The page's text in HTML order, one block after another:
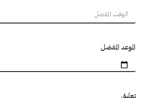
الموعد المفضل
تعليق